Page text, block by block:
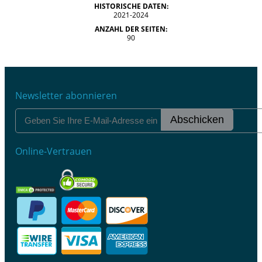
HISTORISCHE DATEN:
2021-2024
ANZAHL DER SEITEN:
90
Newsletter abonnieren
Abschicken
Online-Vertrauen